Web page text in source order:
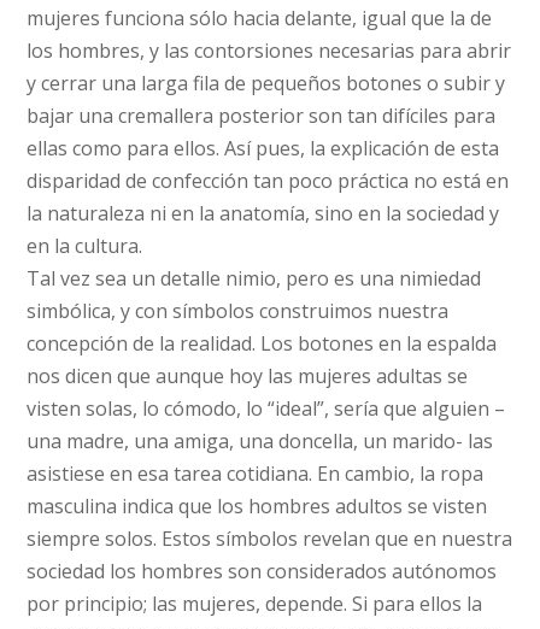
mujeres funciona sólo hacia delante, igual que la de
los hombres, y las contorsiones necesarias para abrir
y cerrar una larga fila de pequeños botones o subir y
bajar una cremallera posterior son tan difíciles para
ellas como para ellos. Así pues, la explicación de esta
disparidad de confección tan poco práctica no está en
la naturaleza ni en la anatomía, sino en la sociedad y
en la cultura.
Tal vez sea un detalle nimio, pero es una nimiedad
simbólica, y con símbolos construimos nuestra
concepción de la realidad. Los botones en la espalda
nos dicen que aunque hoy las mujeres adultas se
visten solas, lo cómodo, lo “ideal”, sería que alguien –
una madre, una amiga, una doncella, un marido- las
asistiese en esa tarea cotidiana. En cambio, la ropa
masculina indica que los hombres adultos se visten
siempre solos. Estos símbolos revelan que en nuestra
sociedad los hombres son considerados autónomos
por principio; las mujeres, depende. Si para ellos la